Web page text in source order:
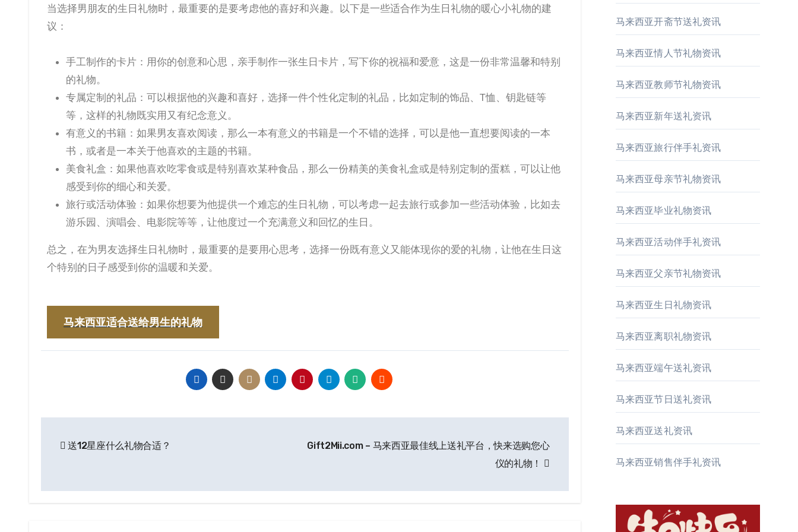
当选择男朋友的生日礼物时，最重要的是要考虑他的喜好和兴趣。以下是一些适合作为生日礼物的暖心小礼物的建
议：
手工制作的卡片：用你的创意和心思，亲手制作一张生日卡片，写下你的祝福和爱意，这是一份非常温馨和特别
的礼物。
专属定制的礼品：可以根据他的兴趣和喜好，选择一件个性化定制的礼品，比如定制的饰品、T恤、钥匙链等
等，这样的礼物既实用又有纪念意义。
有意义的书籍：如果男友喜欢阅读，那么一本有意义的书籍是一个不错的选择，可以是他一直想要阅读的一本
书，或者是一本关于他喜欢的主题的书籍。
美食礼盒：如果他喜欢吃零食或是特别喜欢某种食品，那么一份精美的美食礼盒或是特别定制的蛋糕，可以让他
感受到你的细心和关爱。
旅行或活动体验：如果你想要为他提供一个难忘的生日礼物，可以考虑一起去旅行或参加一些活动体验，比如去
游乐园、演唱会、电影院等等，让他度过一个充满意义和回忆的生日。
总之，在为男友选择生日礼物时，最重要的是要用心思考，选择一份既有意义又能体现你的爱的礼物，让他在生日这
个特别的日子感受到你的温暖和关爱。
马来西亚适合送给男生的礼物
送12星座什么礼物合适？
Gift2Mii.com – 马来西亚最佳线上送礼平台，快来选购您心
仪的礼物！
马来西亚开斋节送礼资讯
马来西亚情人节礼物资讯
马来西亚教师节礼物资讯
马来西亚新年送礼资讯
马来西亚旅行伴手礼资讯
马来西亚母亲节礼物资讯
马来西亚毕业礼物资讯
马来西亚活动伴手礼资讯
马来西亚父亲节礼物资讯
马来西亚生日礼物资讯
马来西亚离职礼物资讯
马来西亚端午送礼资讯
马来西亚节日送礼资讯
马来西亚送礼资讯
马来西亚销售伴手礼资讯